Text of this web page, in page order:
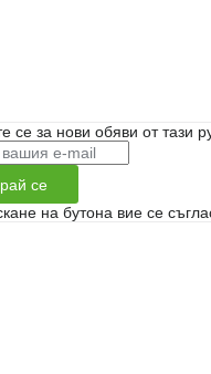
се за нови обяви от тази
се
на бутона вие се